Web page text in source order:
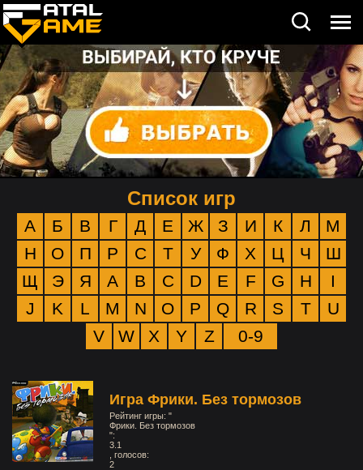
Список игр
А Б В Г Д Е Ж З И К Л
М
Н
О П Р С Т У Ф Х Ц Ч
Ш
Щ
Э Я A B C D E F G H
I
J
K L M N O P Q R S T
U
V
W X Y Z 0-9
Игра Фрики. Без тормозов
Рейтинг игры: "
Фрики. Без тормозов
":
3.1
, голосов:
2